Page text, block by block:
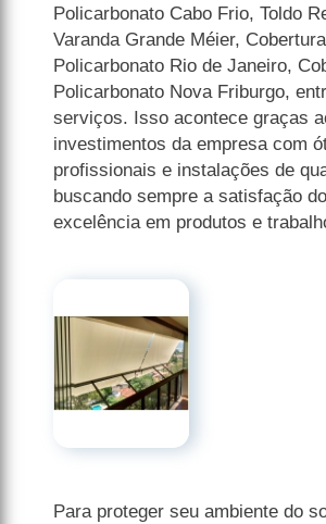
Policarbonato Cabo Frio, Toldo
Varanda Grande Méier,
Policarbonato Rio de Janeiro,
Policarbonato Nova Friburgo,
serviços. Isso acontece graças
investimentos da empresa com
profissionais e instalações de
buscando sempre a satisfação
excelência em produtos e
Para proteger seu ambiente do